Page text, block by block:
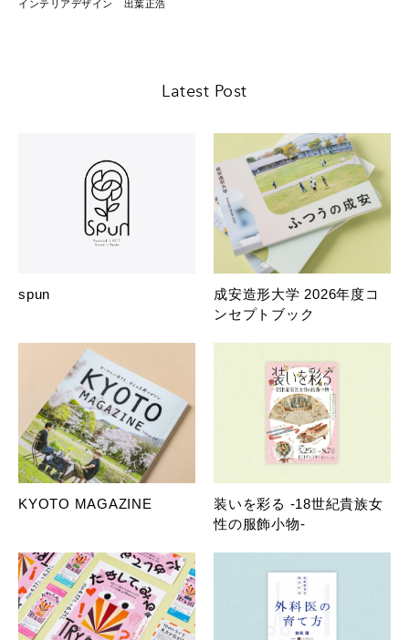
インテリアデザイン 出葉正浩
Latest Post
spun
成安造形大学 2026年度コ
ンセプトブック
KYOTO MAGAZINE
装いを彩る -18世紀貴族女
性の服飾小物-